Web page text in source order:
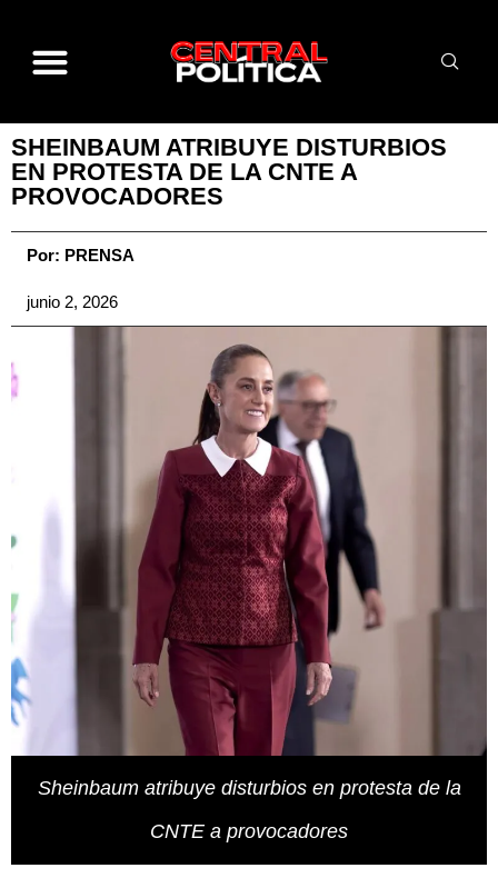
SHEINBAUM ATRIBUYE DISTURBIOS
EN PROTESTA DE LA CNTE A
PROVOCADORES
Por: PRENSA
junio 2, 2026
Sheinbaum atribuye disturbios en protesta de la
CNTE a provocadores